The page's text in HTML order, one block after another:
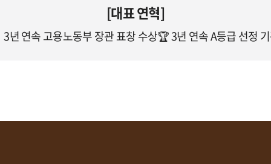
[대표 연혁]
3년 연속 고용노동부 장관 표창 수상🏆 3년 연속 A등급 선정